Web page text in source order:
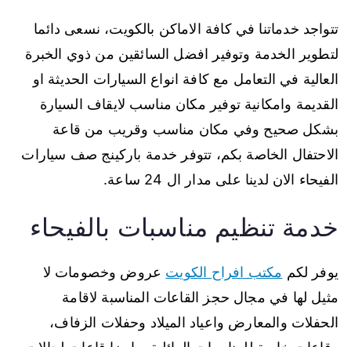
تتواجد خدماتنا في كافة الاماكن بالكويت، نسعى دائما
لتطوير الخدمة وتوفير افضل السائقين من ذوي الخبرة
العالية في التعامل مع كافة انواع السيارات الحديثة او
القديمة وامكانية توفير مكان مناسب لايقاف السيارة
بشكل صحيح وفي مكان مناسب وقريب من قاعة
الاحتفال الخاصة بكم، تتوفر خدمة باركينج صف سيارات
الفيحاء الان لدينا على مدار ال 24 ساعة.
خدمة تنظيم مناسبات بالفيحاء
يوفر لكم مكتب افراح الكويت عروض وخصومات لا
مثيل لها في مجال حجز القاعات المناسبة لاقامة
الحفلات والمعارض واعياد الميلاد وحفلات الزفاف،